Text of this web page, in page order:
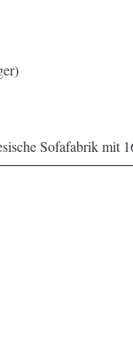
Sofafabrik mit